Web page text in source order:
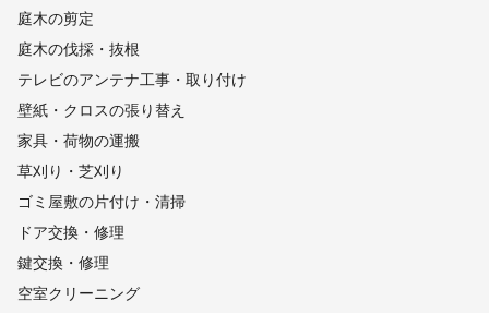
庭木の剪定
庭木の伐採・抜根
テレビのアンテナ工事・取り付け
壁紙・クロスの張り替え
家具・荷物の運搬
草刈り・芝刈り
ゴミ屋敷の片付け・清掃
ドア交換・修理
鍵交換・修理
空室クリーニング